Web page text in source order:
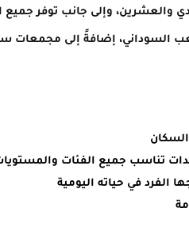
والعشرين، وإلى جانب توفر جميع
إضافةً إلى مجمعات
تناسب جميع الفئات
الفرد في حياته اليومية